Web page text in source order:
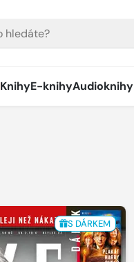
KnihyE-knihyAudioknihy
S DÁRKEM